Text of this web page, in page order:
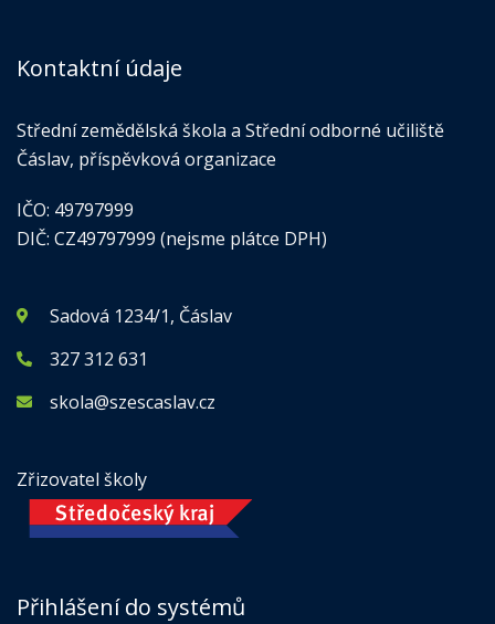
Kontaktní údaje
Střední zemědělská škola a Střední odborné učiliště
Čáslav, příspěvková organizace
IČO: 49797999
DIČ: CZ49797999 (nejsme plátce DPH)
Sadová 1234/1, Čáslav
327 312 631
skola@szescaslav.cz
Zřizovatel školy
Přihlášení do systémů